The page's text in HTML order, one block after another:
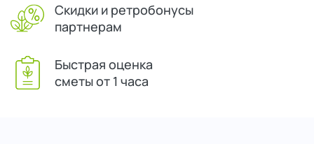
Скидки и ретробонусы
партнерам
Быстрая оценка
сметы от 1 часа